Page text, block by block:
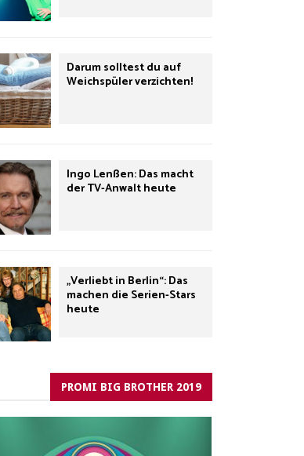
Darum solltest du auf
Weichspüler verzichten!
Ingo Lenßen: Das macht
der TV-Anwalt heute
„Verliebt in Berlin“: Das
machen die Serien-Stars
heute
PROMI BIG BROTHER 2019